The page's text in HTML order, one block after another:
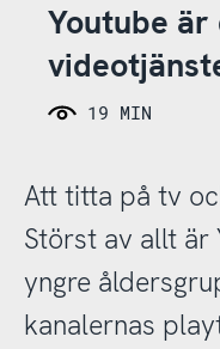
Youtube
19 MIN
Att titta på tv
Störst av allt är
yngre
kanalernas